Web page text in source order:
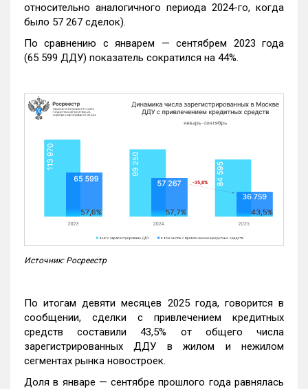
относительно аналогичного периода 2024-го, когда
было 57 267 сделок).
По сравнению с январем — сентябрем 2023 года
(65 599 ДДУ) показатель сократился на 44%.
Источник: Росреестр
По итогам девяти месяцев 2025 года, говорится в
сообщении, сделки с привлечением кредитных
средств составили 43,5% от общего числа
зарегистрированных ДДУ в жилом и нежилом
сегментах рынка новостроек.
Доля в январе — сентябре прошлого года равнялась